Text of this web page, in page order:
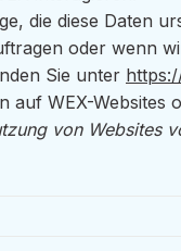
die diese Daten
oder wenn
Sie unter
WEX-Websites
von Websites